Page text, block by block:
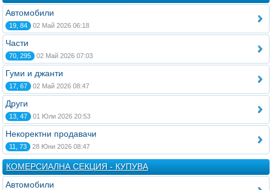
Автомобили
19, 84 02 Май 2026 06:18
Части
70, 295 02 Май 2026 07:03
Гуми и джанти
17, 67 02 Май 2026 08:47
Други
13, 47 01 Юли 2026 20:53
Некоректни продавачи
11, 73 28 Юни 2026 08:47
КОМЕРСИАЛНА СЕКЦИЯ - КУПУВА
Автомобили